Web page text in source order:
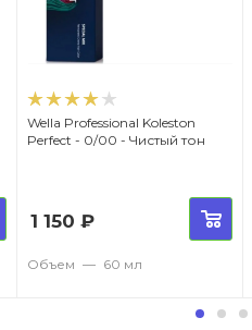
Wella Professional Koleston
Perfect - 0/00 - Чистый тон
1 150 ₽
Объем — 60 мл